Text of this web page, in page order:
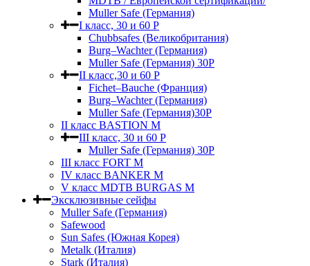
Muller Safe (Германия)
I класс, 30 и 60 P
Chubbsafes (Великобритания)
Burg–Wachter (Германия)
Muller Safe (Германия) 30Р
II класс,30 и 60 P
Fichet–Bauche (Франция)
Burg–Wachter (Германия)
Muller Safe (Германия)30P
II класс BASTION M
III класс, 30 и 60 P
Muller Safe (Германия) 30Р
III класс FORT M
IV класс BANKER M
V класс МDTB BURGAS M
Эксклюзивные сейфы
Muller Safe (Германия)
Safewood
Sun Safes (Южная Корея)
Metalk (Италия)
Stark (Италия)